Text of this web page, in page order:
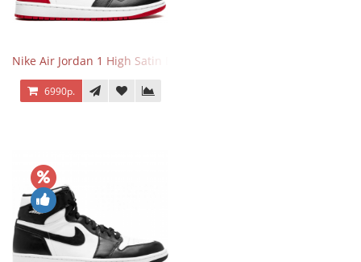
Nike Air Jordan 1 High Satin Black Toe
6990р.